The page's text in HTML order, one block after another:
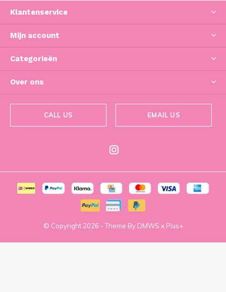
Klantenservice
Mijn account
Categorieën
Over ons
CALL US EMAIL US
© Copyright 2026 - Theme By DMWS x Plus+